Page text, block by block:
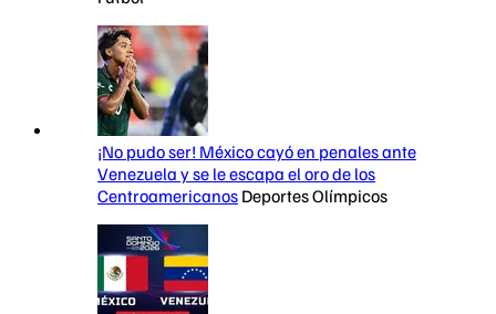
¡No pudo ser! México cayó en penales ante
Venezuela y se le escapa el oro de los
Centroamericanos Deportes Olímpicos